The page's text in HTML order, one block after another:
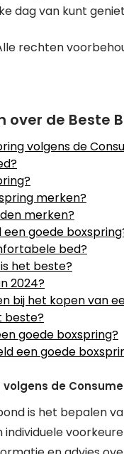
dag van kunt
rechten
de Beste
volgens de
merken?
merken?
een goede
bed?
het beste?
2024?
bij het kopen van
beste?
goede boxspring?
een goede
de
is het bepalen
individuele